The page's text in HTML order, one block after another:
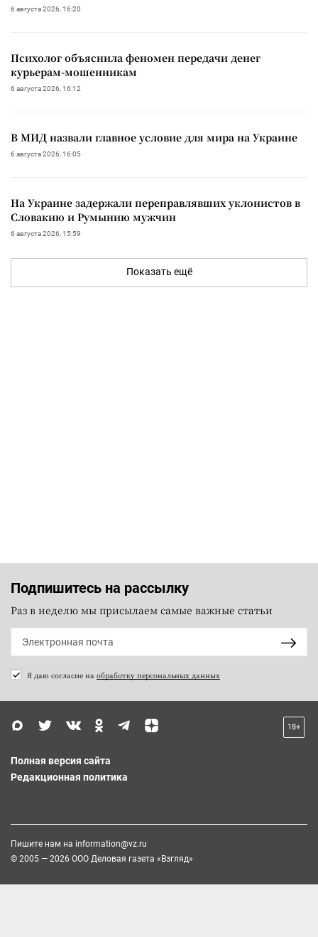
6 августа 2026, 16:20
Психолог объяснила феномен передачи денег
курьерам-мошенникам
6 августа 2026, 16:12
В МИД назвали главное условие для мира на Украине
6 августа 2026, 16:05
На Украине задержали переправлявших уклонистов в
Словакию и Румынию мужчин
6 августа 2026, 15:59
Показать ещё
Подпишитесь на рассылку
Раз в неделю мы присылаем самые важные статьи
Я даю согласие на обработку персональных данных
18+
Полная версия сайта
Редакционная политика
Пишите нам на information@vz.ru
© 2005 — 2026 ООО Деловая газета «Взгляд»